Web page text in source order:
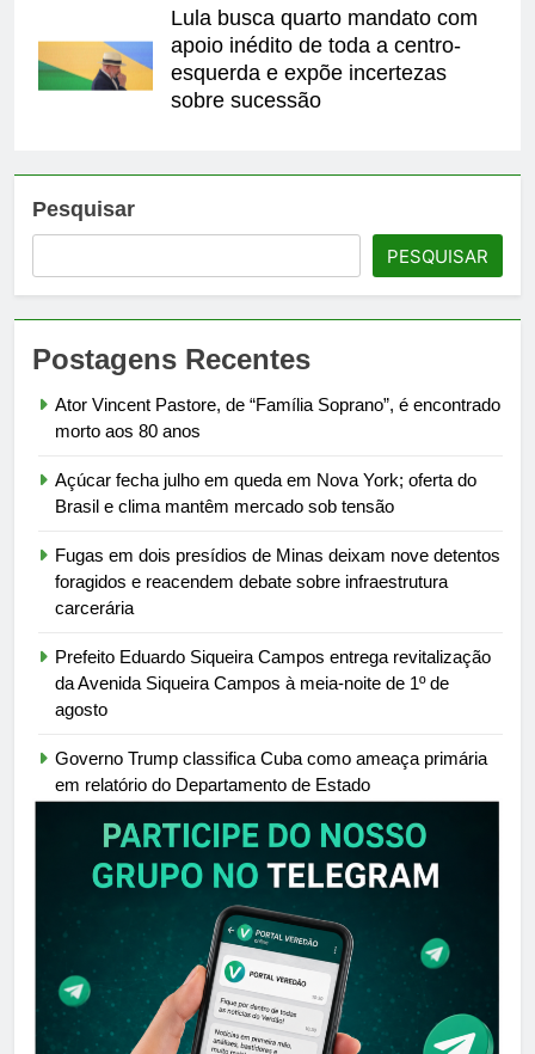
Lula busca quarto mandato com
apoio inédito de toda a centro-
esquerda e expõe incertezas
sobre sucessão
Pesquisar
PESQUISAR
Postagens Recentes
Ator Vincent Pastore, de “Família Soprano”, é encontrado
morto aos 80 anos
Açúcar fecha julho em queda em Nova York; oferta do
Brasil e clima mantêm mercado sob tensão
Fugas em dois presídios de Minas deixam nove detentos
foragidos e reacendem debate sobre infraestrutura
carcerária
Prefeito Eduardo Siqueira Campos entrega revitalização
da Avenida Siqueira Campos à meia-noite de 1º de
agosto
Governo Trump classifica Cuba como ameaça primária
em relatório do Departamento de Estado